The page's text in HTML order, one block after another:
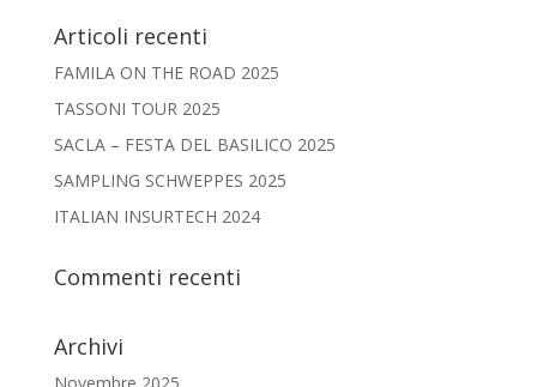
Articoli recenti
FAMILA ON THE ROAD 2025
TASSONI TOUR 2025
SACLA – FESTA DEL BASILICO 2025
SAMPLING SCHWEPPES 2025
ITALIAN INSURTECH 2024
Commenti recenti
Archivi